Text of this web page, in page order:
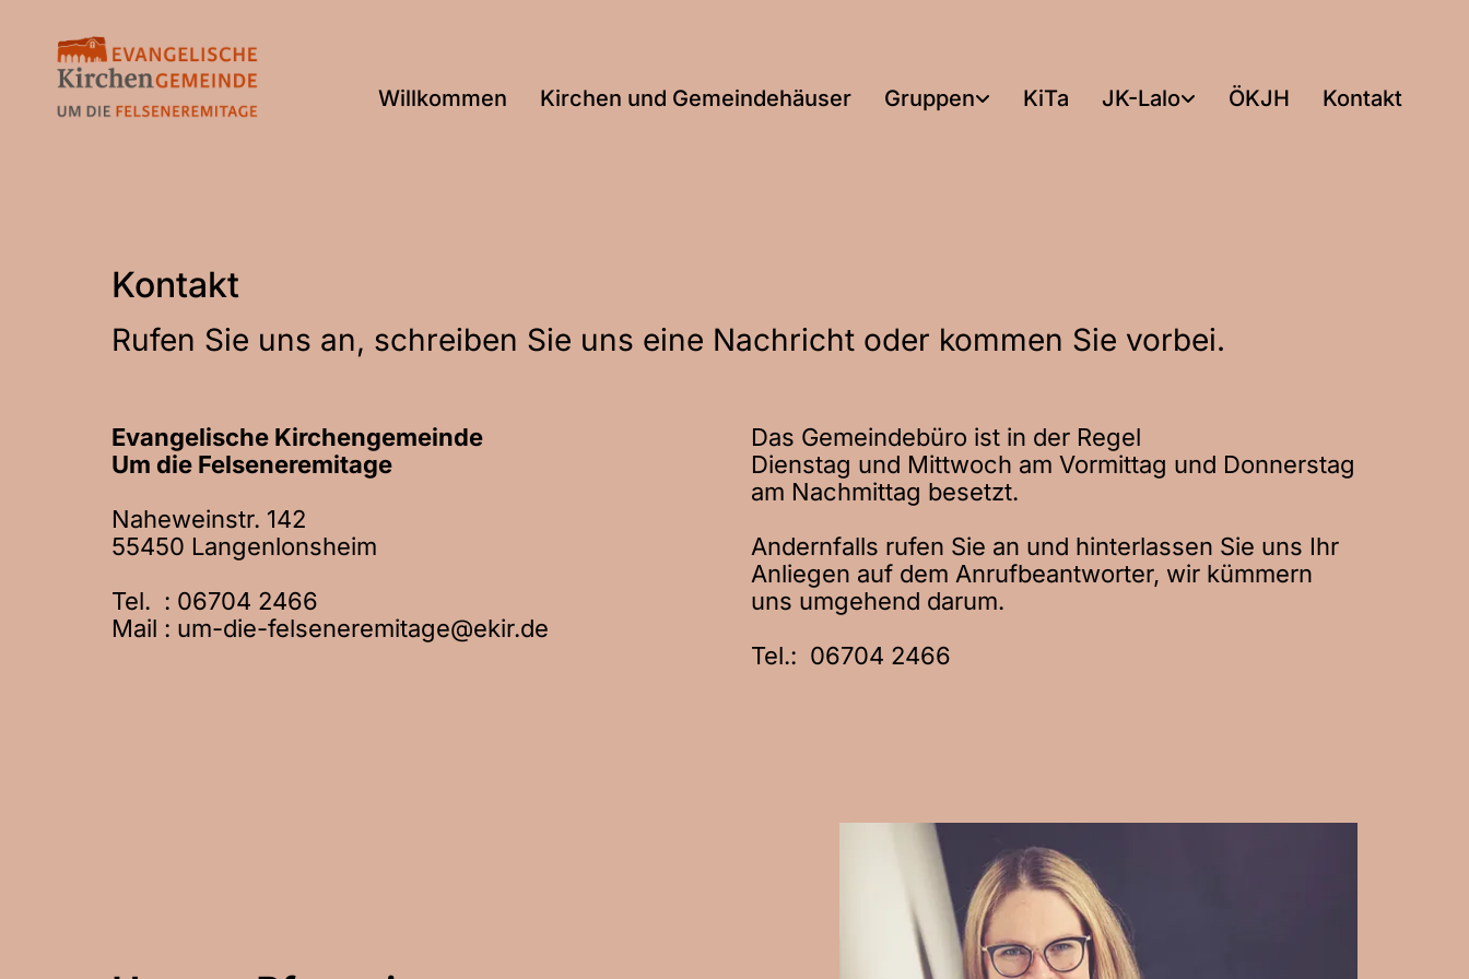
Willkommen Kirchen und Gemeindehäuser Gruppen KiTa JK-Lalo ÖKJH Kontakt
Kontakt
Rufen Sie uns an, schreiben Sie uns eine Nachricht oder kommen Sie vorbei.
Evangelische Kirchengemeinde
Um die Felseneremitage
Naheweinstr. 142
55450 Langenlonsheim
Tel. : 06704 2466
Mail : um-die-felseneremitage@ekir.de
Das Gemeindebüro ist in der Regel
Dienstag und Mittwoch am Vormittag und Donnerstag
am Nachmittag besetzt.
Andernfalls rufen Sie an und hinterlassen Sie uns Ihr
Anliegen auf dem Anrufbeantworter, wir kümmern
uns umgehend darum.
Tel.: 06704 2466